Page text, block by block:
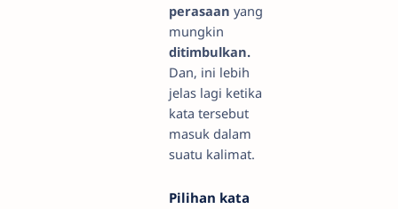
perasaan yang
mungkin
ditimbulkan.
Dan, ini lebih
jelas lagi ketika
kata tersebut
masuk dalam
suatu kalimat.
Pilihan kata